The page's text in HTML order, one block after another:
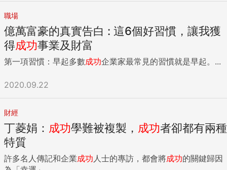
職場
億萬富豪的真實告白 : 這6個好習慣，讓我獲
得成功事業及財富
第一項習慣：早起多數成功企業家最常見的習慣就是早起。...
2020.09.22
財經
丁菱娟： 成功學難被複製， 成功者卻都有兩種
特質
許多名人傳記和企業成功 人士的專訪，都會將成功的關鍵歸因